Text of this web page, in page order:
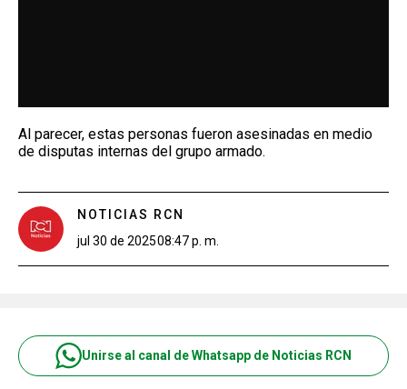
Al parecer, estas personas fueron asesinadas en medio
de disputas internas del grupo armado.
NOTICIAS RCN
jul 30 de 202508:47 p. m.
Unirse al canal de Whatsapp de Noticias RCN